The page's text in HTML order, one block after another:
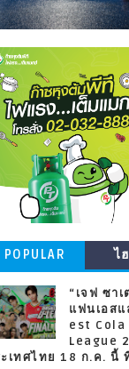
POPULAR ไ
“เจฟ ซา
แฟนเอสแ
est Cola
League
เทศไทย 18 ก.ค. นี้